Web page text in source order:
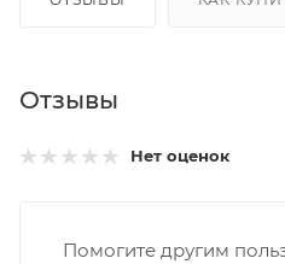
Отзывы
Нет оценок
Помогите другим